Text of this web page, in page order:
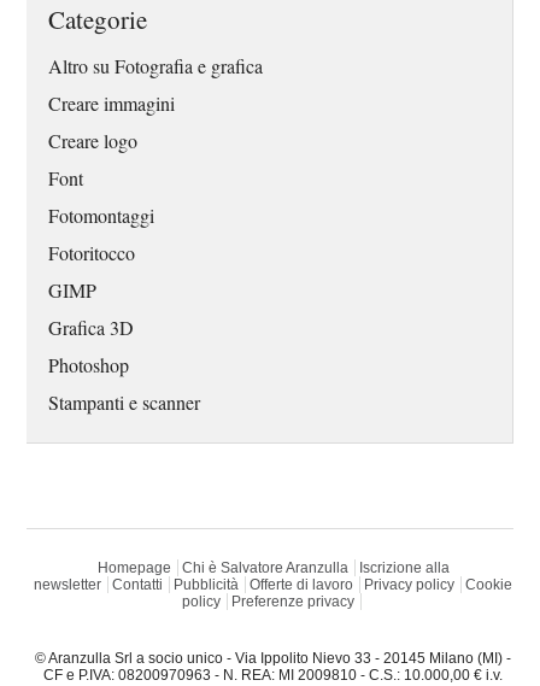
Categorie
Altro su Fotografia e grafica
Creare immagini
Creare logo
Font
Fotomontaggi
Fotoritocco
GIMP
Grafica 3D
Photoshop
Stampanti e scanner
Homepage Chi è Salvatore Aranzulla
Iscrizione alla
newsletter
Contatti Pubblicità Offerte di lavoro Privacy policy
Cookie
policy
Preferenze privacy
© Aranzulla Srl a socio unico - Via Ippolito Nievo 33 - 20145 Milano (MI) -
CF e P.IVA: 08200970963 - N. REA: MI 2009810 - C.S.: 10.000,00 € i.v.